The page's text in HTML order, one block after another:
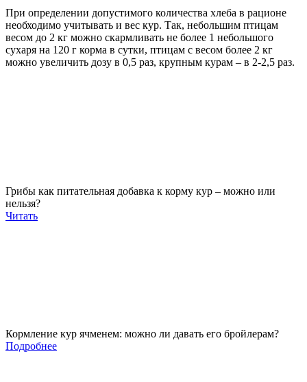
При определении допустимого количества хлеба в рационе
необходимо учитывать и вес кур. Так, небольшим птицам
весом до 2 кг можно скармливать не более 1 небольшого
сухаря на 120 г корма в сутки, птицам с весом более 2 кг
можно увеличить дозу в 0,5 раз, крупным курам – в 2-2,5 раз.
Грибы как питательная добавка к корму кур – можно или
нельзя?
Читать
Кормление кур ячменем: можно ли давать его бройлерам?
Подробнее